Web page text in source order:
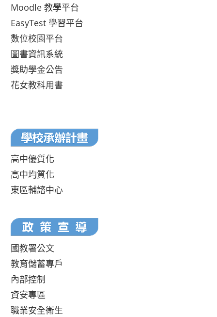
Moodle 教學平台
EasyTest 學習平台
數位校園平台
圖書資訊系統
獎助學金公告
花女教科用書
高中優質化
高中均質化
東區輔諮中心
國教署公文
教育儲蓄專戶
內部控制
資安專區
職業安全衛生